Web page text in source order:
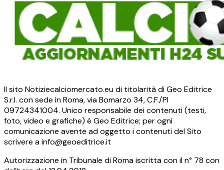
Il sito Notiziecalciomercato.eu di titolarità di Geo Editrice
S.r.l. con sede in Roma, via Bomarzo 34, C.F./PI
09724341004. Unico responsabile dei contenuti (testi,
foto, video e grafiche) è Geo Editrice; per ogni
comunicazione avente ad oggetto i contenuti del Sito
scrivere a info@geoeditrice.it
Autorizzazione in Tribunale di Roma iscritta con il n° 78 con